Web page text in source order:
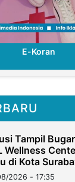
E-Koran
Tampil
Wellness
di Kota
2026 - 17:35